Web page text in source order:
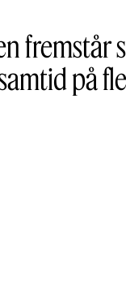
fremstår
på